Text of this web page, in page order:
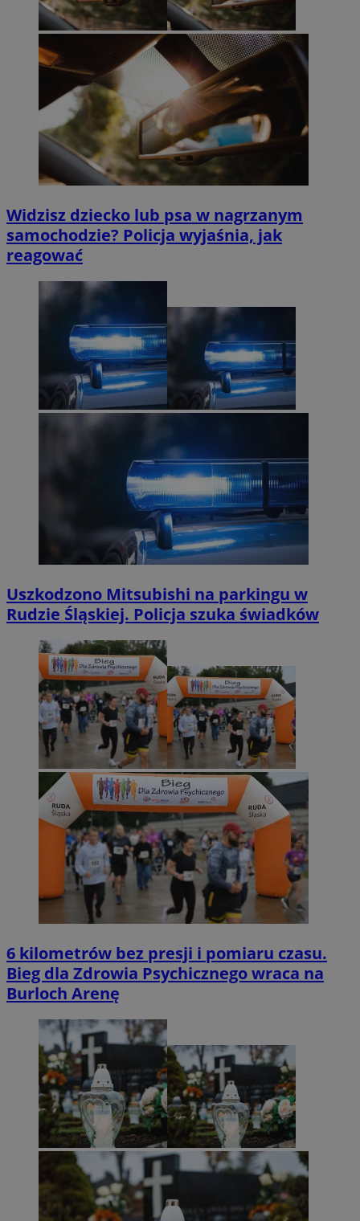
Widzisz dziecko lub psa w nagrzanym
samochodzie? Policja wyjaśnia, jak
reagować
Uszkodzono Mitsubishi na parkingu w
Rudzie Śląskiej. Policja szuka świadków
6 kilometrów bez presji i pomiaru czasu.
Bieg dla Zdrowia Psychicznego wraca na
Burloch Arenę